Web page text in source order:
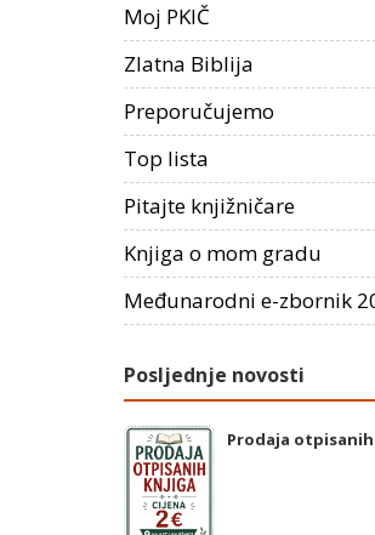
Moj PKIČ
Zlatna Biblija
Preporučujemo
Top lista
Pitajte knjižničare
Knjiga o mom gradu
Međunarodni e-zbornik
Posljednje novosti
Prodaja